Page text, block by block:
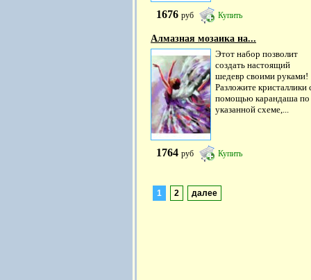
1676 руб Купить
Алмазная мозаика на...
Этот набор позволит
создать настоящий
шедевр своими руками!
Разложите кристаллики
помощью карандаша по
указанной схеме,...
1764 руб Купить
1 2 далее